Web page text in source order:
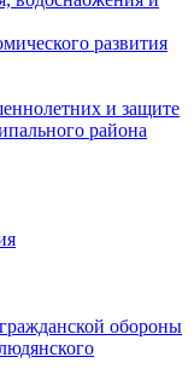
развития
и защите
района
обороны